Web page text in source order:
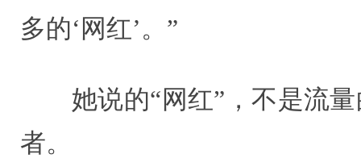
多的‘网红’。”
她说的“网红”，不是流
者。